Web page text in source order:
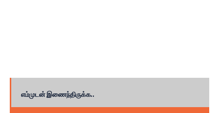
எம்முடன் இணைந்திருக்க..